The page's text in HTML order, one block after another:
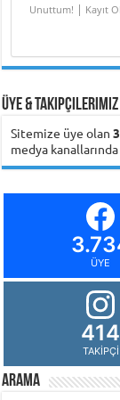
Unuttum! | Kayıt Ol
Üye & Takipçilerimiz
Sitemize üye olan
medya
ÜYE
414
TAKIPÇI
Arama